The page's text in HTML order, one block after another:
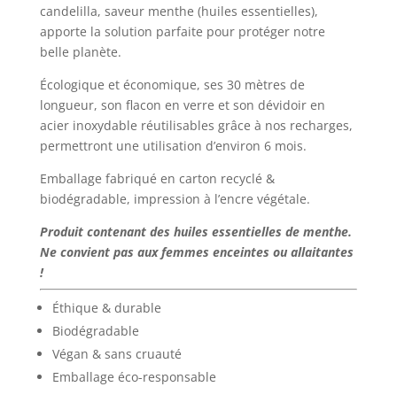
candelilla, saveur menthe (huiles essentielles),
apporte la solution parfaite pour protéger notre
belle planète.
Écologique et économique, ses 30 mètres de
longueur, son flacon en verre et son dévidoir en
acier inoxydable réutilisables grâce à nos recharges,
permettront une utilisation d’environ 6 mois.
Emballage fabriqué en carton recyclé &
biodégradable, impression à l’encre végétale.
Produit contenant des huiles essentielles de menthe.
Ne convient pas aux femmes enceintes ou allaitantes
!
Éthique & durable
Biodégradable
Végan & sans cruauté
Emballage éco-responsable